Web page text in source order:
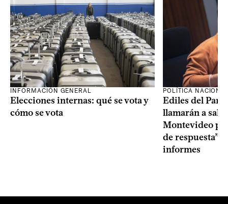
INFORMACIÓN GENERAL
Elecciones internas: qué se vota y
cómo se vota
POLÍTICA
Ediles del
llamarán a sala
Montevideo
de respuesta”
informes